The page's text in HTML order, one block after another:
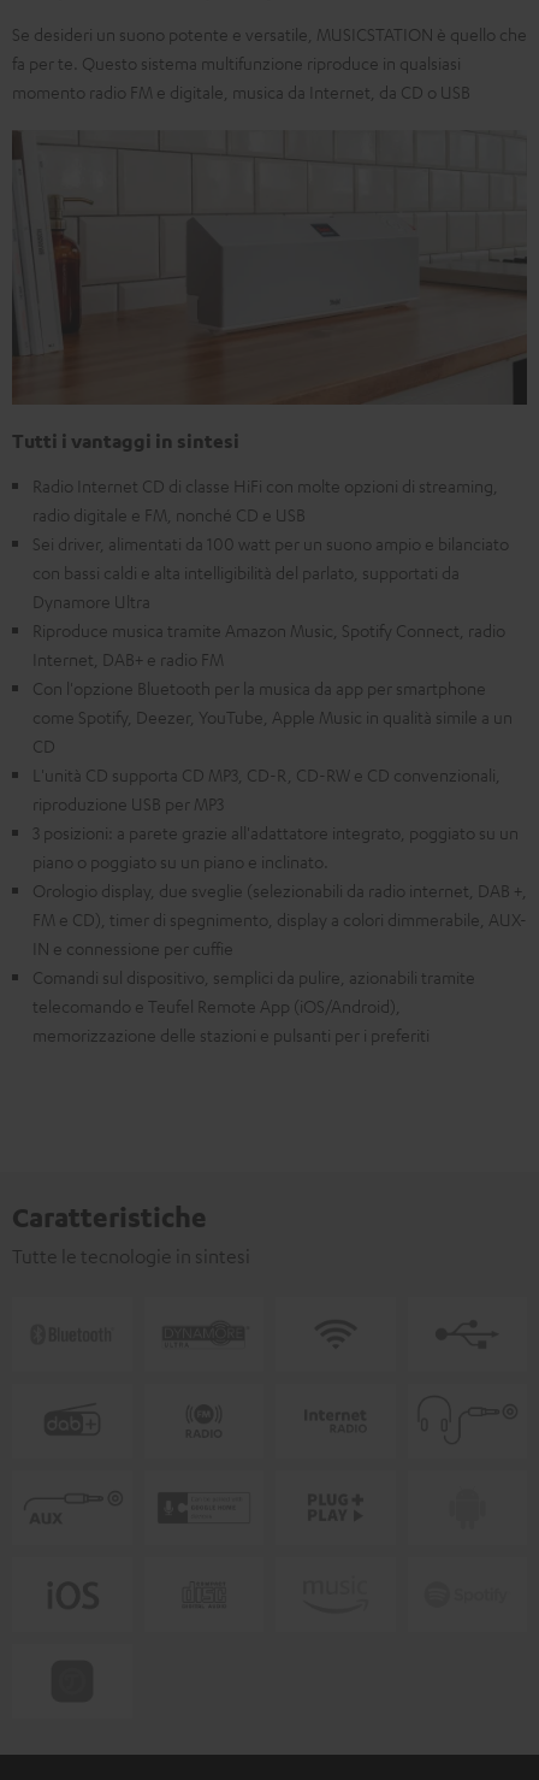
Se desideri un suono potente e versatile, MUSICSTATION è quello che
fa per te. Questo sistema multifunzione riproduce in qualsiasi
momento radio FM e digitale, musica da Internet, da CD o USB
Tutti i vantaggi in sintesi
Radio Internet CD di classe HiFi con molte opzioni di streaming,
radio digitale e FM, nonché CD e USB
Sei driver, alimentati da 100 watt per un suono ampio e bilanciato
con bassi caldi e alta intelligibilità del parlato, supportati da
Dynamore Ultra
Riproduce musica tramite Amazon Music, Spotify Connect, radio
Internet, DAB+ e radio FM
Con l'opzione Bluetooth per la musica da app per smartphone
come Spotify, Deezer, YouTube, Apple Music in qualità simile a un
CD
L'unità CD supporta CD MP3, CD-R, CD-RW e CD convenzionali,
riproduzione USB per MP3
3 posizioni: a parete grazie all'adattatore integrato, poggiato su un
piano o poggiato su un piano e inclinato.
Orologio display, due sveglie (selezionabili da radio internet, DAB +,
FM e CD), timer di spegnimento, display a colori dimmerabile, AUX-
IN e connessione per cuffie
Comandi sul dispositivo, semplici da pulire, azionabili tramite
telecomando e Teufel Remote App (iOS/Android),
memorizzazione delle stazioni e pulsanti per i preferiti
Caratteristiche
Tutte le tecnologie in sintesi